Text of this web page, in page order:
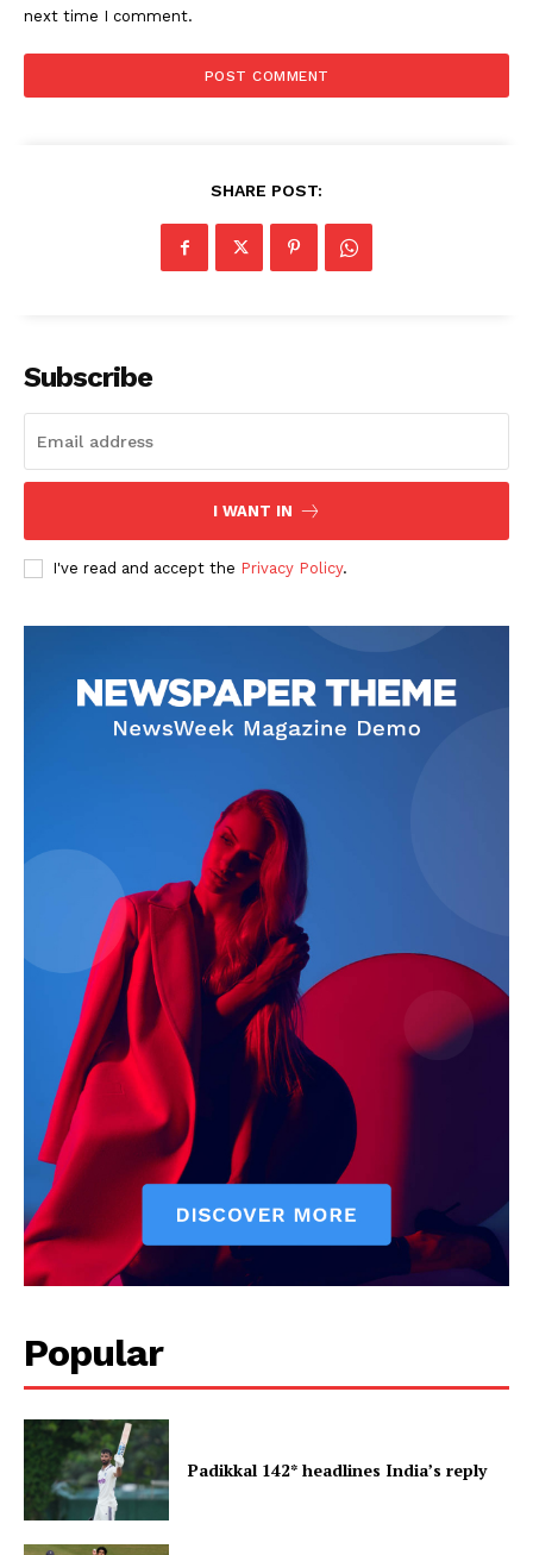
next time I comment.
SHARE POST:
Subscribe
I WANT IN
I've read and accept the Privacy Policy.
Popular
Padikkal 142* headlines India’s reply